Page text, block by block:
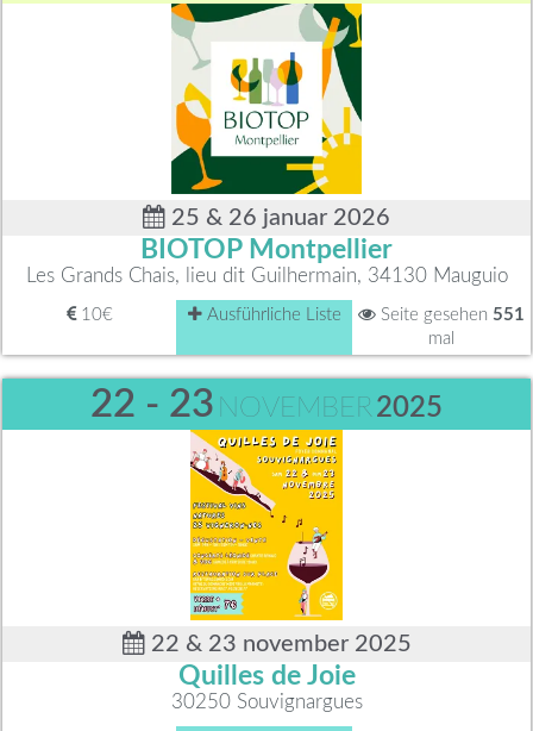
25 & 26 januar 2026
BIOTOP Montpellier
Les Grands Chais, lieu dit Guilhermain, 34130 Mauguio
10€ Ausführliche Liste Seite gesehen 551
mal
22 - 23 NOVEMBER2025
22 & 23 november 2025
Quilles de Joie
30250 Souvignargues